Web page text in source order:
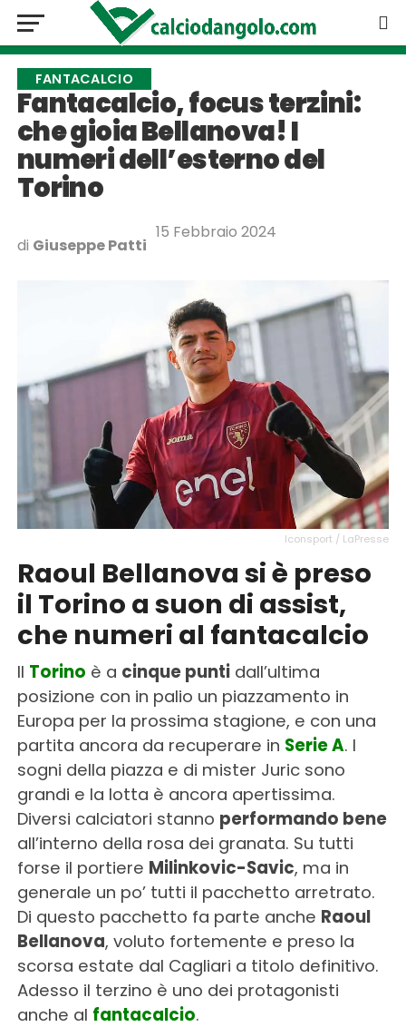
FANTACALCIO
Fantacalcio, focus terzini:
che gioia Bellanova! I
numeri dell’esterno del
Torino
di Giuseppe Patti
15 Febbraio 2024
Iconsport / LaPresse
Raoul Bellanova si è preso
il Torino a suon di assist,
che numeri al fantacalcio
Il Torino è a cinque puntidall’ultima
posizione con in palio un piazzamento in
Europa per la prossima stagione, e con una
partita ancora da recuperare in Serie A. I
sogni della piazza e di mister Juric sono
grandi e la lotta è ancora apertissima.
Diversi calciatori stanno performando bene
all’interno della rosa dei granata. Su tutti
forse il portiere Milinkovic-Savic, ma in
generale un po’ tutti il pacchetto arretrato.
Di questo pacchetto fa parte anche Raoul
Bellanova, voluto fortemente e preso la
scorsa estate dal Cagliari a titolo definitivo.
Adesso il terzino è uno dei protagonisti
anche al fantacalcio.